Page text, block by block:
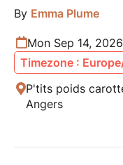
By Emma Plume
Mon Sep 14,
Timezone :
P'tits poids
Angers